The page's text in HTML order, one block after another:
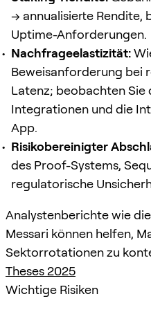
→ annualisierte Rendite,
Uptime-Anforderungen.
Nachfrageelastizität:
Beweisanforderung bei
Latenz; beobachten Sie
Integrationen und die
App.
Risikobereinigter
des Proof-Systems,
regulatorische
Analystenberichte wie
Messari können helfen,
Sektorrotationen zu
Theses 2025
Wichtige Risiken